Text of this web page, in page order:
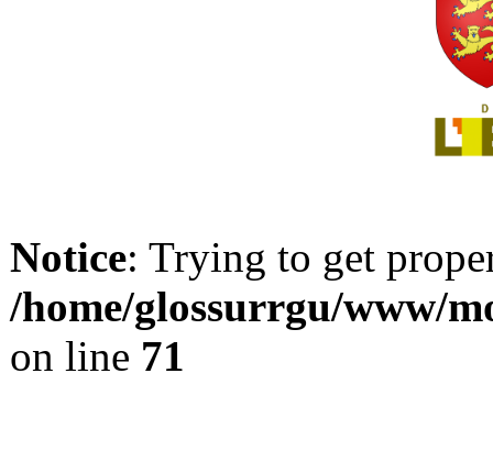
Notice: Trying to get
/home/glossurrgu/www/
on line 71